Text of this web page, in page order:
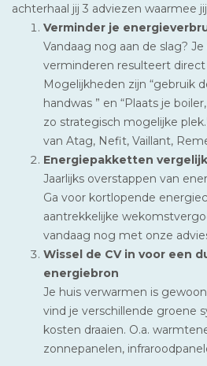
achterhaal jij 3 adviezen waarmee
Verminder je
Vandaag nog aan de slag?
verminderen resulteert
Mogelijkheden zijn “gebruik
handwas ” en “Plaats je
zo strategisch mogelijke
van Atag, Nefit, Vaillant,
Energiepakketten
Jaarlijks overstappen van
Ga voor kortlopende
aantrekkelijke
vandaag nog met onze
Wissel de CV in voor een
energiebron
Je huis verwarmen is
vind je verschillende groene
kosten draaien. O.a.
zonnepanelen,